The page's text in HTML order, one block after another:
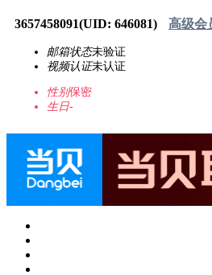
3657458091(UID: 646081) 高级会
邮箱状态未验证
视频认证未认证
性别保密
生日-